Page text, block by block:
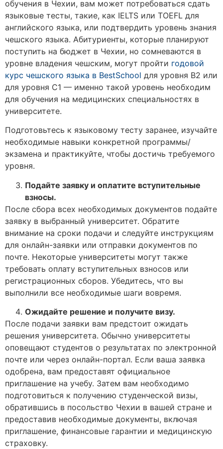
обучения в Чехии, вам может потребоваться сдать
языковые тесты, такие, как IELTS или TOEFL для
английского языка, или подтвердить уровень знания
чешского языка. Абитуриенты, которые планируют
поступить на бюджет в Чехии, но сомневаются в
уровне владения чешским, могут пройти годовой
курс чешского языка в BestSchool для уровня B2 или
для уровня C1 — именно такой уровень необходим
для обучения на медицинских специальностях в
университете.
Подготовьтесь к языковому тесту заранее, изучайте
необходимые навыки конкретной программы/
экзамена и практикуйте, чтобы достичь требуемого
уровня.
Подайте заявку и оплатите вступительные
взносы.
После сбора всех необходимых документов подайте
заявку в выбранный университет. Обратите
внимание на сроки подачи и следуйте инструкциям
для онлайн-заявки или отправки документов по
почте. Некоторые университеты могут также
требовать оплату вступительных взносов или
регистрационных сборов. Убедитесь, что вы
выполнили все необходимые шаги вовремя.
Ожидайте решение и получите визу.
После подачи заявки вам предстоит ожидать
решения университета. Обычно университеты
оповещают студентов о результатах по электронной
почте или через онлайн-портал. Если ваша заявка
одобрена, вам предоставят официальное
приглашение на учебу. Затем вам необходимо
подготовиться к получению студенческой визы,
обратившись в посольство Чехии в вашей стране и
предоставив необходимые документы, включая
приглашение, финансовые гарантии и медицинскую
страховку.